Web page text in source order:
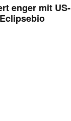
enger mit US-